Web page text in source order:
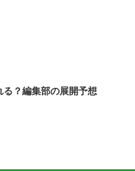
？編集部の展開予想